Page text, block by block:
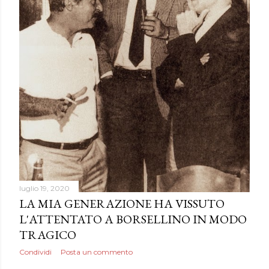
luglio 19, 2020
LA MIA GENERAZIONE HA VISSUTO
L'ATTENTATO A BORSELLINO IN MODO
TRAGICO
Condividi Posta un commento